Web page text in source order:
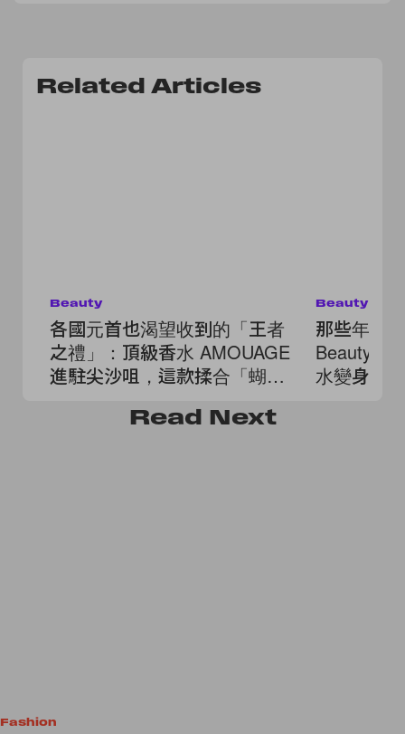
Related Articles
Beauty
各國元首也渴望收到的「王者
之禮」：頂級香水 AMOUAGE
進駐尖沙咀，這款揉合「蝴蝶
Beauty
那些年的
Beauty 驚
水變身高
Read Next
Fashion